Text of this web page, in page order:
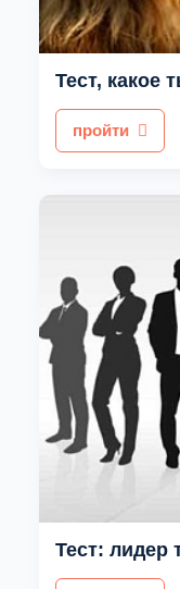
Тест, какое
пройти
Тест: лидер